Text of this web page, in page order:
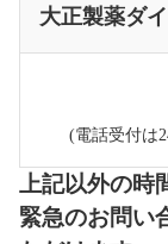
大正製薬ダ
(電話受付は
上記以外の時
緊急のお問い